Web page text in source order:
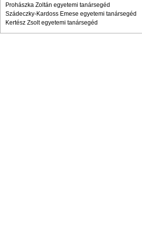
Prohászka Zoltán egyetemi tanársegéd
Szádeczky-Kardoss Emese egyetemi tanársegéd
Kertész Zsolt egyetemi tanársegéd